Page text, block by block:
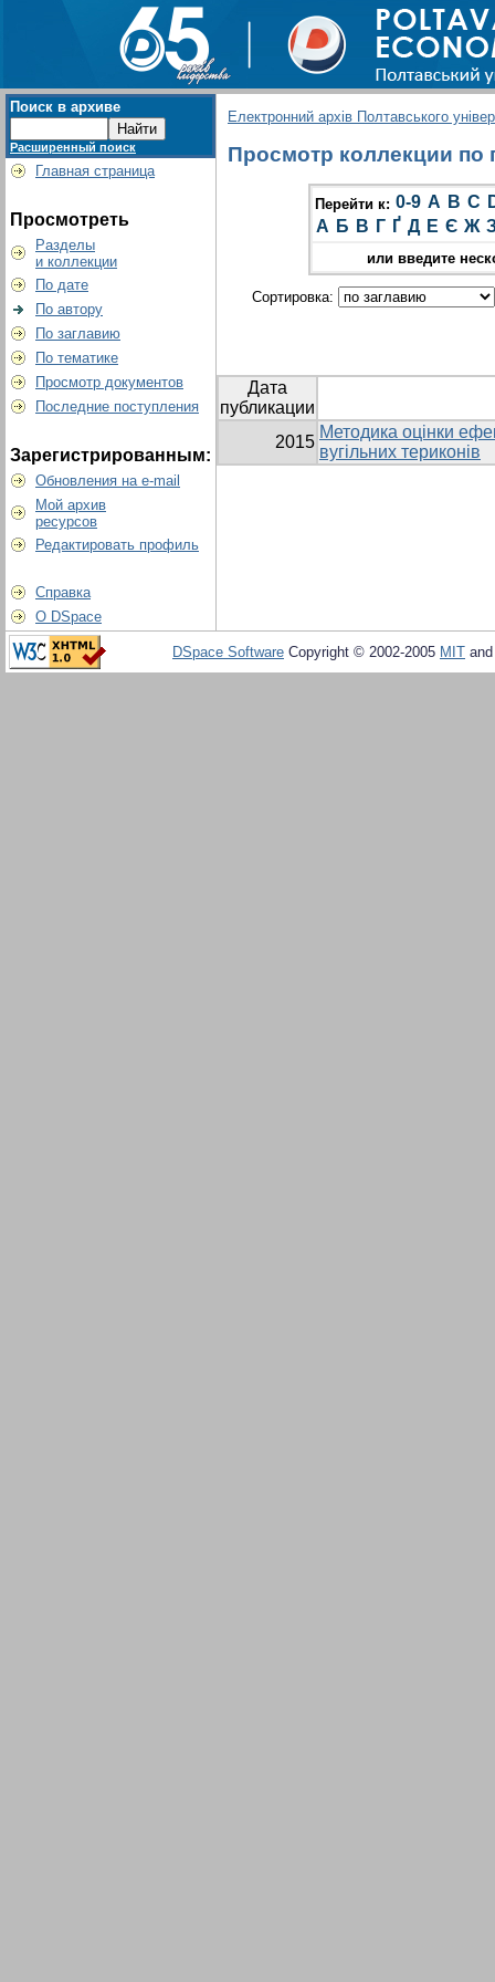
Поиск в архиве
Расширенный поиск
Главная страница
Просмотреть
Разделы
и коллекции
По дате
По автору
По заглавию
По тематике
Просмотр документов
Последние поступления
Зарегистрированным:
Обновления на e-mail
Мой архив
ресурсов
Редактировать профиль
Справка
О DSpace
Електронний архів Полтавського
Просмотр коллекции по
Перейти к: 0-9 A B C
А Б В Г Ґ Д Е Є Ж
или введите
Сортировка:
Дата
публикации
2015
Методика оцінки
вугільних териконів
DSpace Software Copyright © 2002-2005 MIT